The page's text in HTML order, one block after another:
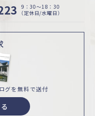
9：30〜18：30
（定休日/水曜日）
グを無料で送付